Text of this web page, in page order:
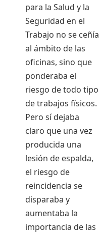
para la Salud y la
Seguridad en el
Trabajo no se ceñía
al ámbito de las
oficinas, sino que
ponderaba el
riesgo de todo tipo
de trabajos físicos.
Pero sí dejaba
claro que una vez
producida una
lesión de espalda,
el riesgo de
reincidencia se
disparaba y
aumentaba la
importancia de las